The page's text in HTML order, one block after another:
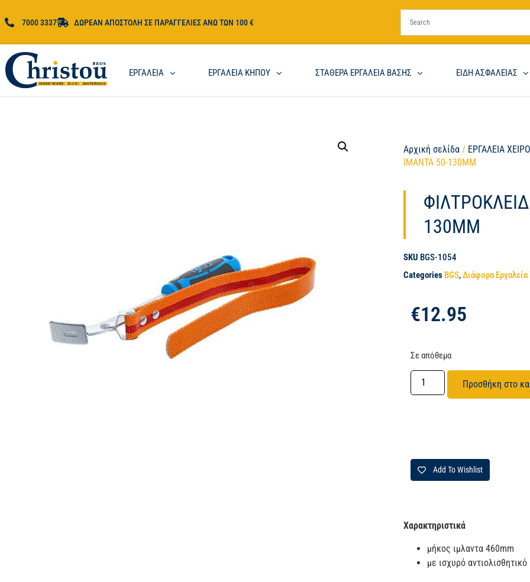
7000 3337 ΔΩΡΕΑΝ ΑΠΟΣΤΟΛΗ ΣΕ ΠΑΡΑΓΓΕΛΙΕΣ ΑΝΩ ΤΩΝ 100 €
ΕΡΓΑΛΕΙΑ ΕΡΓΑΛΕΙΑ ΚΗΠΟΥ ΣΤΑΘΕΡΑ ΕΡΓΑΛΕΙΑ ΒΑΣΗΣ ΕΙΔΗ ΑΣΦΑΛΕΙΑΣ
Αρχική σελίδα / ΕΡΓΑΛΕΙΑ
ΙΜΑΝΤΑ 50-130MM
130MM
SKU BGS-1054
Categories BGS,Διάφορα Εργαλεία
€12.95
Σε απόθεμα
Προσθήκη στο
Add To Wishlist
Χαρακτηριστικά
μήκος ιμλαντα 460mm
με ισχυρό αντιολισθητικό